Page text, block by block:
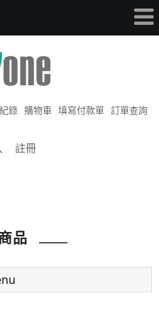
錄 購物車 填寫付款單 訂單查詢
註冊
品